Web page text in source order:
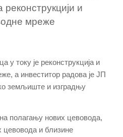
и
мреже
у току је реконструкција и
а инвеститор радова је ЈП
земљиште и изградњу
полагању нових цевовода,
цевовода и близине